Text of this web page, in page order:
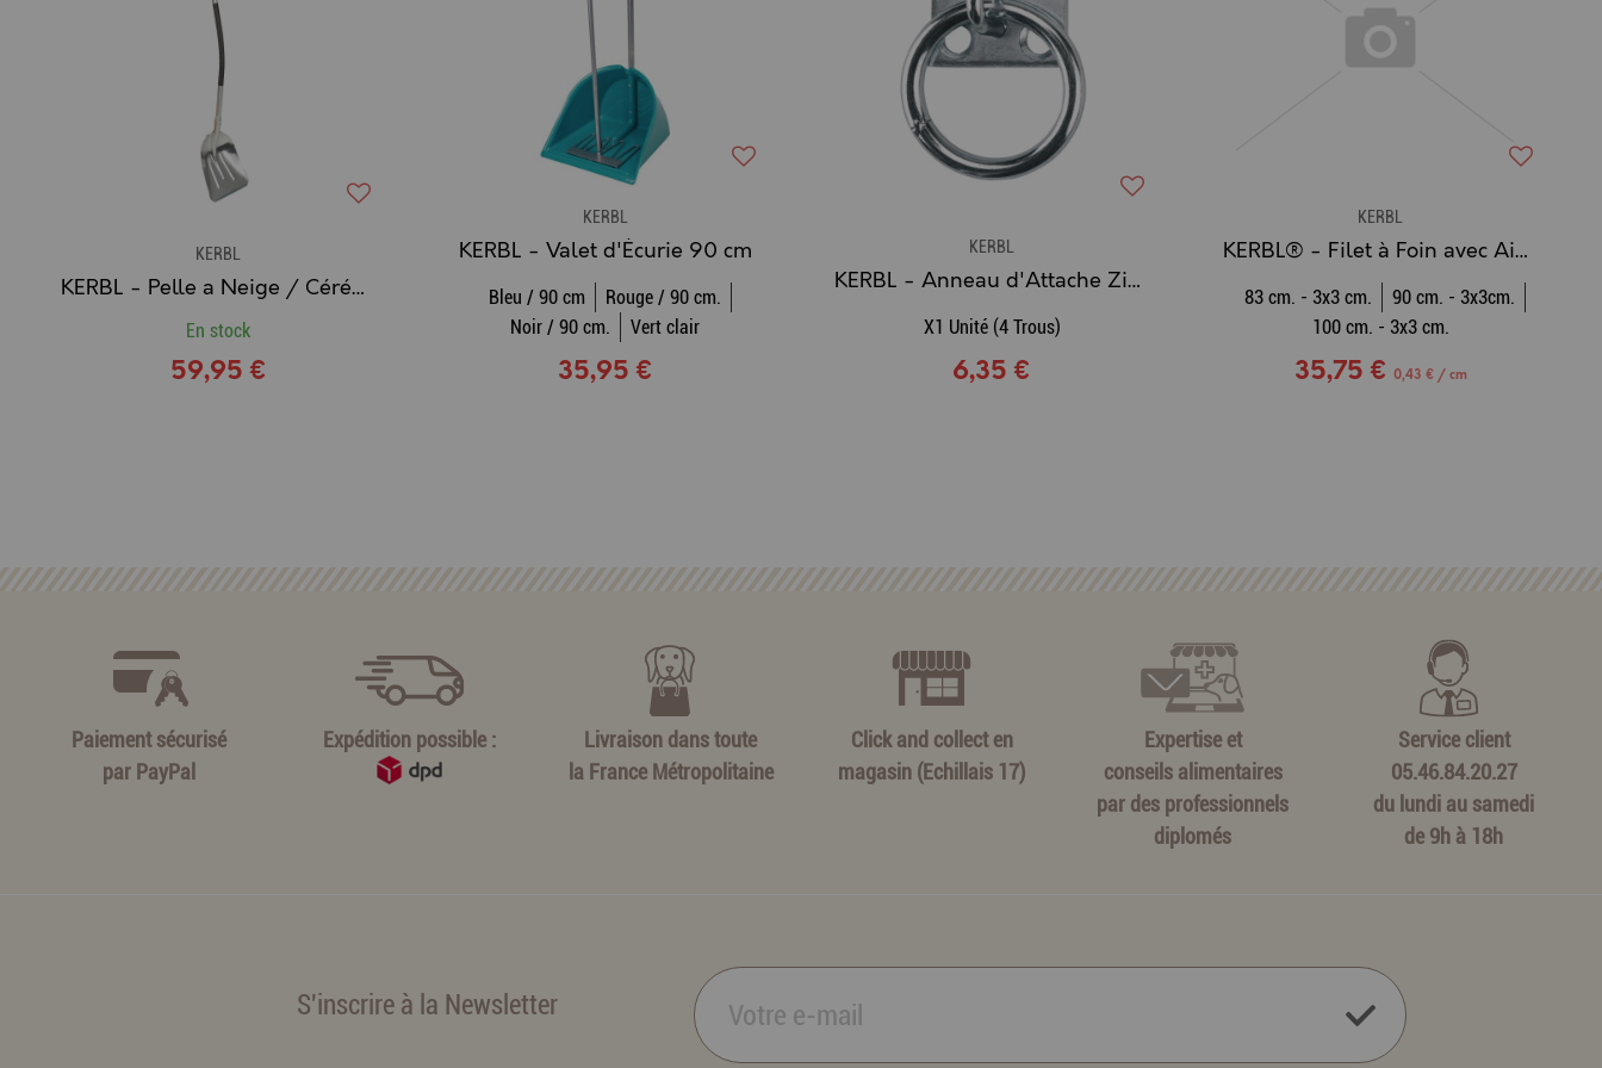
KERBL
KERBL - Pelle a Neige / Céréales avec manche Aluminium Ergonomique & Poignée en D
En stock
59,95 €
KERBL
KERBL - Valet d'Écurie 90 cm
Bleu / 90 cm
Rouge / 90 cm.
Noir / 90 cm.
Vert clair
35,95 €
KERBL
KERBL - Anneau d'Attache Zingué (4 trous)
X1 Unité (4 Trous)
6,35 €
KERBL
KERBL® - Filet à Foin avec Aide au Remplissage
83 cm. - 3x3 cm.
90 cm. - 3x3cm.
100 cm. - 3x3 cm.
35,75 € 0,43 € / cm
Paiement sécurisé
par PayPal
Expédition possible :
Livraison dans toute
la France Métropolitaine
Click and collect en
magasin (Echillais 17)
Expertise et
conseils alimentaires
par des professionnels
diplomés
Service client
05.46.84.20.27
du lundi au samedi
de 9h à 18h
S'inscrire à la Newsletter